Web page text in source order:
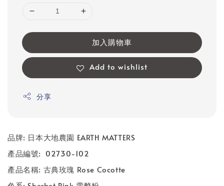
加入購物車
Add to wishlist
分享
品牌: 日本大地農園 EARTH MATTERS
產品編號: 02730-102
產品名稱: 古典玫瑰 Rose Cocotte